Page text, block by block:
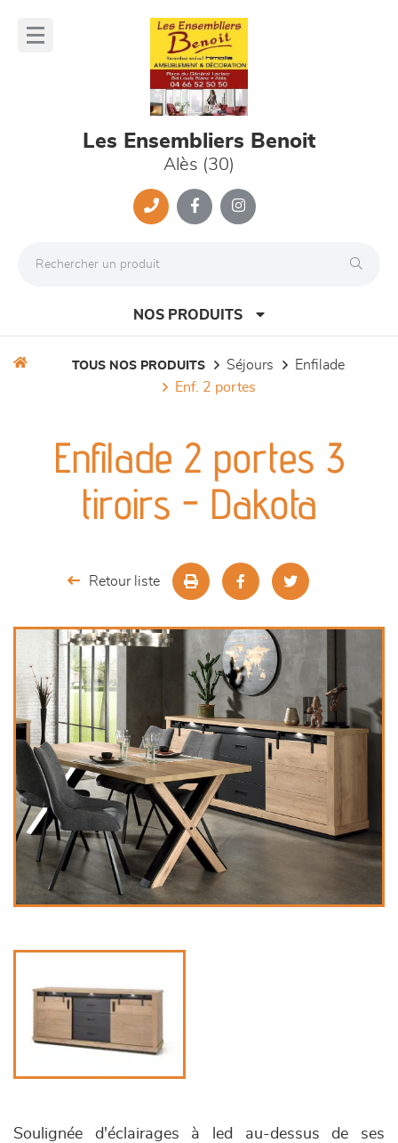
Les Ensembliers Benoit
Alès (30)
NOS PRODUITS
séjours
meubles de complément
décoration
TOUS NOS PRODUITS séjours
enfilade
enf. 2 portes
Enfilade 2 portes 3
tiroirs - Dakota
Retour liste
Soulignée d'éclairages à led au-dessus de ses